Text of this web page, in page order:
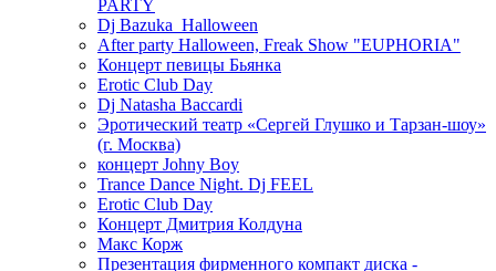
PARTY
Dj Bazuka_Halloween
After party Halloween, Freak Show "EUPHORIA"
Концерт певицы Бьянка
Erotic Club Day
Dj Natasha Baccardi
Эротический театр «Сергей Глушко и Тарзан-шоу»
(г. Москва)
концерт Johny Boy
Trance Dance Night. Dj FEEL
Erotic Club Day
Концерт Дмитрия Колдуна
Макс Корж
Презентация фирменного компакт диска -